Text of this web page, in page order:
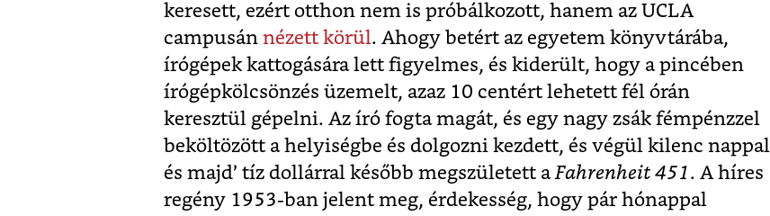
keresett, ezért otthon nem is próbálkozott, hanem az UCLA
campusán nézett körül. Ahogy betért az egyetem könyvtárába,
írógépek kattogására lett figyelmes, és kiderült, hogy a pincében
írógépkölcsönzés üzemelt, azaz 10 centért lehetett fél órán
keresztül gépelni. Az író fogta magát, és egy nagy zsák fémpénzzel
beköltözött a helyiségbe és dolgozni kezdett, és végül kilenc nappal
és majd’ tíz dollárral később megszületett aFahrenheit 451. A híres
regény 1953-ban jelent meg, érdekesség, hogy pár hónappal